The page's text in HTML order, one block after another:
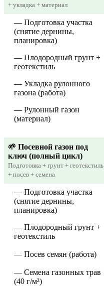
+ укладка + материал
— Подготовка участка
(снятие дернины,
планировка)
— Плодородный грунт +
геотекстиль
— Укладка рулонного
газона (работа)
— Рулонный газон
(материал)
🌱 Посевной газон под
ключ (полный цикл)
Подготовка + грунт + геотекстиль
+ посев + семена
— Подготовка участка
(снятие дернины,
планировка)
— Плодородный грунт +
геотекстиль
— Посев семян (работа)
— Семена газонных трав
(40 г/м²)